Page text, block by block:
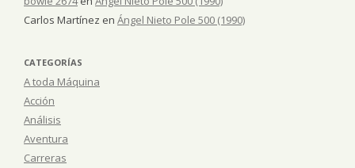
Carlos Martínez en Ángel Nieto Pole 500 (1990)
CATEGORÍAS
A toda Máquina
Acción
Análisis
Aventura
Carreras